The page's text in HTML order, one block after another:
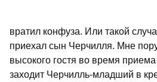
вратил конфуза. Или такой
приехал сын Черчилля. Мне
высокого гостя во время
заходит Черчилль-младший в